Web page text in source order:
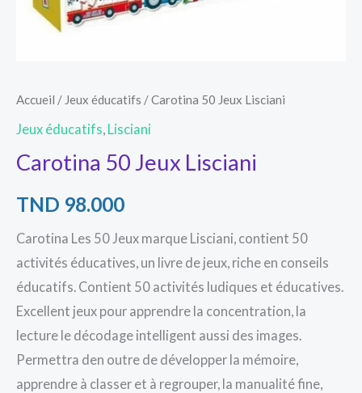
Accueil / Jeux éducatifs / Carotina 50 Jeux Lisciani
Jeux éducatifs, Lisciani
Carotina 50 Jeux Lisciani
TND 98.000
Carotina Les 50 Jeux marque Lisciani, contient 50
activités éducatives, un livre de jeux, riche en conseils
éducatifs. Contient 50 activités ludiques et éducatives.
Excellent jeux pour apprendre la concentration, la
lecture le décodage intelligent aussi des images.
Permettra den outre de développer la mémoire,
apprendre à classer et à regrouper, la manualité fine,